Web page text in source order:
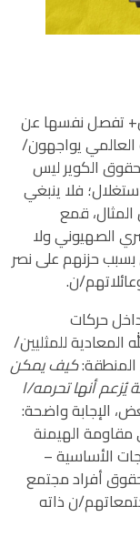
تفصل نفسها عن
العالمي يواجهون/
الكوير ليس
فلا ينبغي
قمع
الصهيوني ولا
بسبب حزنهم على نصر
ن.
حركات
المعادية للمثليين/
كيف يمكن
أنها تحرمه/ا
الإجابة واضحة:
الهيمنة
الأساسية –
أفراد مجتمع
ن ذاته